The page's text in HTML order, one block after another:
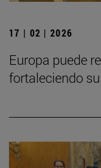
17 | 02 | 2026
Europa puede
fortaleciendo